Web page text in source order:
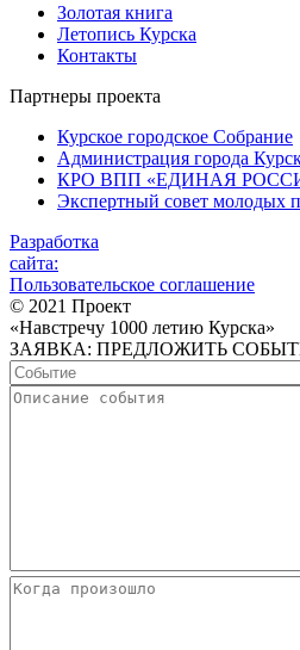
Золотая книга
Летопись Курска
Контакты
Партнеры проекта
Курское городское Собрание
Администрация города
КРО ВПП «ЕДИНАЯ
Экспертный совет молодых
Разработка
сайта:
Пользовательское соглашение
© 2021 Проект
«Навстречу 1000 летию Курска»
ЗАЯВКА: ПРЕДЛОЖИТЬ